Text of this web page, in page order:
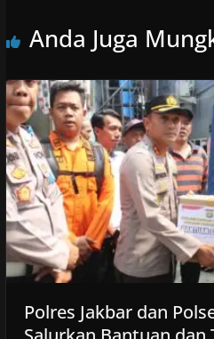
Anda Juga
Polres Jakbar dan